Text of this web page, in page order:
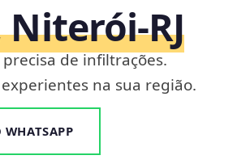
Niterói‑RJ
de infiltrações.
na sua região.
WHATSAPP